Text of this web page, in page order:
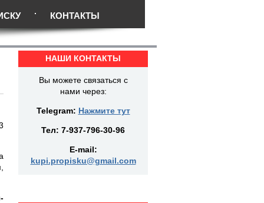
КОНТАКТЫ
НАШИ КОНТАКТЫ
Вы можете связаться с
нами через:
Telegram: Нажмите тут
Тел: 7-937-796-30-96
E-mail:
kupi.propisku@gmail.com